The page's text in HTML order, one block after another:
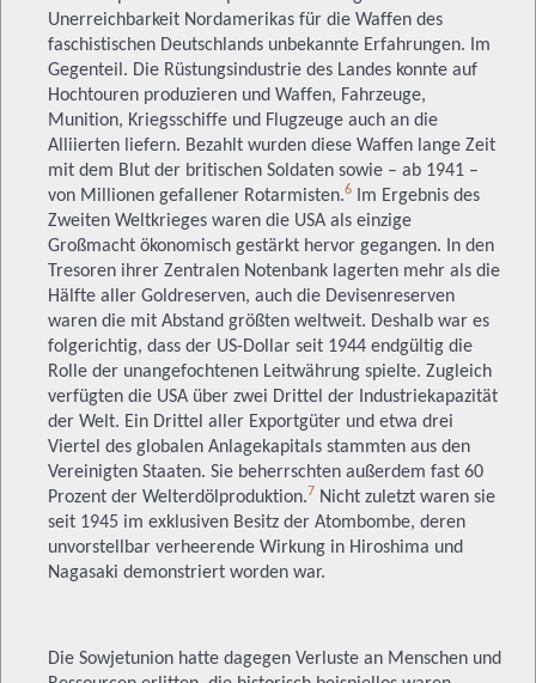
Unerreichbarkeit Nordamerikas für die Waffen des
faschistischen Deutschlands unbekannte Erfahrungen. Im
Gegenteil. Die Rüstungsindustrie des Landes konnte auf
Hochtouren produzieren und Waffen, Fahrzeuge,
Munition, Kriegsschiffe und Flugzeuge auch an die
Alliierten liefern. Bezahlt wurden diese Waffen lange Zeit
mit dem Blut der britischen Soldaten sowie – ab 1941 –
von Millionen gefallener Rotarmisten.6 Im Ergebnis des
Zweiten Weltkrieges waren die USA als einzige
Großmacht ökonomisch gestärkt hervor gegangen. In den
Tresoren ihrer Zentralen Notenbank lagerten mehr als die
Hälfte aller Goldreserven, auch die Devisenreserven
waren die mit Abstand größten weltweit. Deshalb war es
folgerichtig, dass der US-Dollar seit 1944 endgültig die
Rolle der unangefochtenen Leitwährung spielte. Zugleich
verfügten die USA über zwei Drittel der Industriekapazität
der Welt. Ein Drittel aller Exportgüter und etwa drei
Viertel des globalen Anlagekapitals stammten aus den
Vereinigten Staaten. Sie beherrschten außerdem fast 60
Prozent der Welterdölproduktion.7 Nicht zuletzt waren sie
seit 1945 im exklusiven Besitz der Atombombe, deren
unvorstellbar verheerende Wirkung in Hiroshima und
Nagasaki demonstriert worden war.
Die Sowjetunion hatte dagegen Verluste an Menschen und